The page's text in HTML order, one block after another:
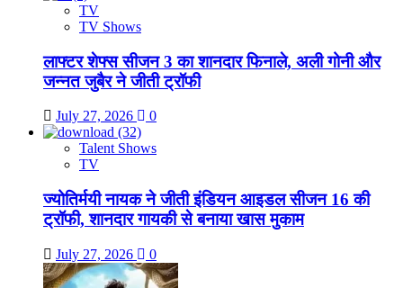
TV
TV Shows
लाफ्टर शेफ्स सीजन 3 का शानदार फिनाले, अली गोनी और
जन्नत जुबैर ने जीती ट्रॉफी
July 27, 2026 0
Talent Shows
TV
ज्योतिर्मयी नायक ने जीती इंडियन आइडल सीजन 16 की
ट्रॉफी, शानदार गायकी से बनाया खास मुकाम
July 27, 2026 0